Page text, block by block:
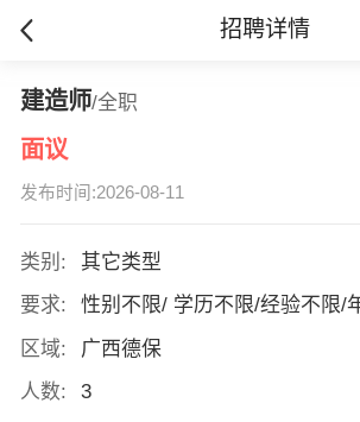
招聘详情
建造师/全职
面议
发布时间:2026-08-11
类别:
其它类型
要求:
性别不限/ 学历不限/经验不限/
区域:
广西德保
人数:
3